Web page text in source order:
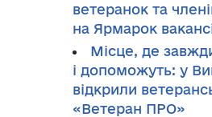
ветеранок та
на Ярмарок
Місце, де
і допоможуть: у
відкрили
«Ветеран ПРО»